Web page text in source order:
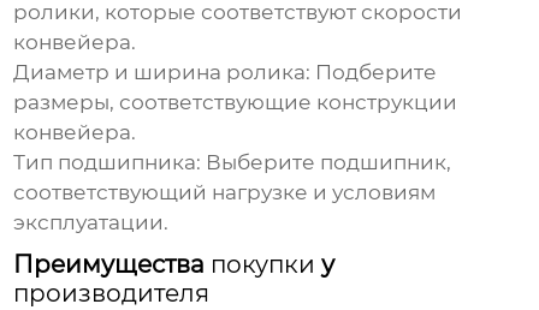
ролики, которые соответствуют скорости
конвейера.
Диаметр и ширина ролика: Подберите
размеры, соответствующие конструкции
конвейера.
Тип подшипника: Выберите подшипник,
соответствующий нагрузке и условиям
эксплуатации.
Преимущества покупки у
производителя